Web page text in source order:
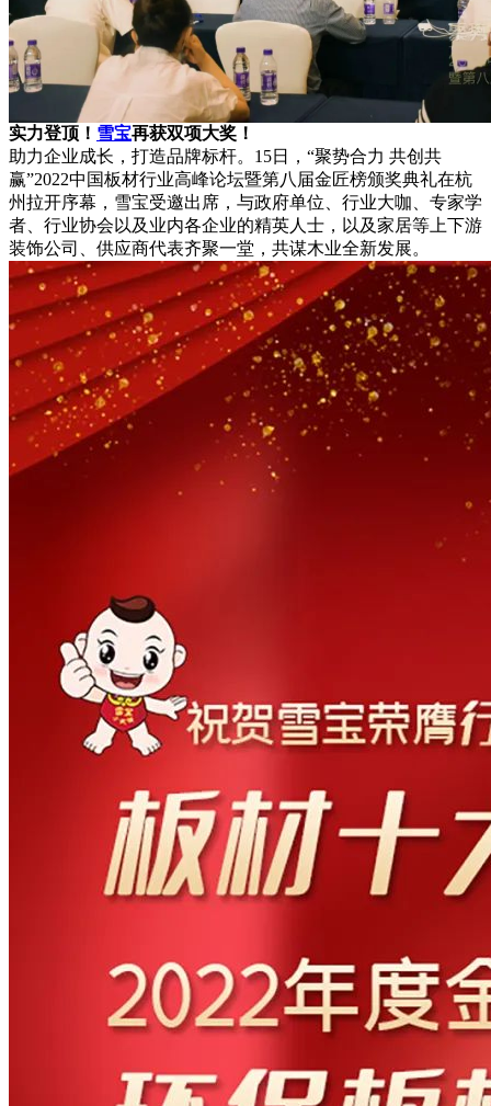
实力登顶！ 雪宝再获双项大奖！
助力企业成长，打造品牌标杆。15日，“聚势合力 共创共
赢”2022中国板材行业高峰论坛暨第八届金匠榜颁奖典礼在杭
州拉开序幕，雪宝受邀出席，与政府单位、行业大咖、专家学
者、行业协会以及业内各企业的精英人士，以及家居等上下游
装饰公司、供应商代表齐聚一堂，共谋木业全新发展。